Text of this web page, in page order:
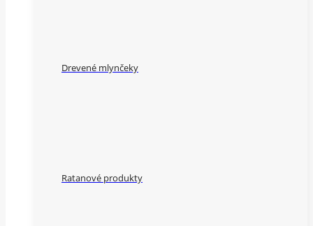
Drevené mlynčeky
Ratanové produkty